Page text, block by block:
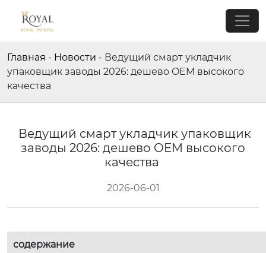
Главная - Новости - Ведущий смарт укладчик
упаковщик заводы 2026: дешево OEM высокого
качества
Ведущий смарт укладчик упаковщик
заводы 2026: дешево OEM высокого
качества
2026-06-01
содержание